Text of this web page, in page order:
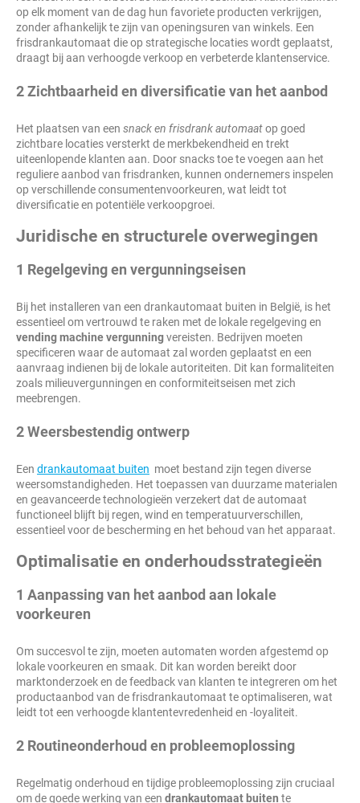
op elk moment van de dag hun favoriete producten verkrijgen,
zonder afhankelijk te zijn van openingsuren van winkels. Een
frisdrankautomaat die op strategische locaties wordt geplaatst,
draagt bij aan verhoogde verkoop en verbeterde klantenservice.
2 Zichtbaarheid en diversificatie van het aanbod
Het plaatsen van een snack en frisdrank automaatop goed
zichtbare locaties versterkt de merkbekendheid en trekt
uiteenlopende klanten aan. Door snacks toe te voegen aan het
reguliere aanbod van frisdranken, kunnen ondernemers inspelen
op verschillende consumentenvoorkeuren, wat leidt tot
diversificatie en potentiële verkoopgroei.
Juridische en structurele overwegingen
1 Regelgeving en vergunningseisen
Bij het installeren van een drankautomaat buiten in België, is het
essentieel om vertrouwd te raken met de lokale regelgeving en
vending machine vergunningvereisten. Bedrijven moeten
specificeren waar de automaat zal worden geplaatst en een
aanvraag indienen bij de lokale autoriteiten. Dit kan formaliteiten
zoals milieuvergunningen en conformiteitseisen met zich
meebrengen.
2 Weersbestendig ontwerp
Een drankautomaat buiten moet bestand zijn tegen diverse
weersomstandigheden. Het toepassen van duurzame materialen
en geavanceerde technologieën verzekert dat de automaat
functioneel blijft bij regen, wind en temperatuurverschillen,
essentieel voor de bescherming en het behoud van het apparaat.
Optimalisatie en onderhoudsstrategieën
1 Aanpassing van het aanbod aan lokale
voorkeuren
Om succesvol te zijn, moeten automaten worden afgestemd op
lokale voorkeuren en smaak. Dit kan worden bereikt door
marktonderzoek en de feedback van klanten te integreren om het
productaanbod van de frisdrankautomaat te optimaliseren, wat
leidt tot een verhoogde klantentevredenheid en -loyaliteit.
2 Routineonderhoud en probleemoplossing
Regelmatig onderhoud en tijdige probleemoplossing zijn cruciaal
om de goede werking van een drankautomaat buiten te